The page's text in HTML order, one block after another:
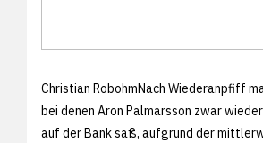
Christian RobohmNach Wiederanpfiff
bei denen Aron Palmarsson zwar
auf der Bank saß, aufgrund der